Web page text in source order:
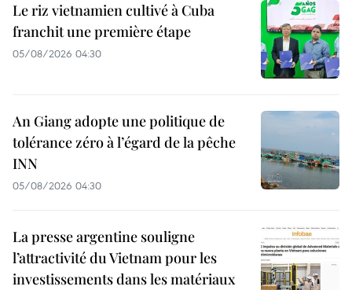
Le riz vietnamien cultivé à Cuba
franchit une première étape
05/08/2026 04:30
An Giang adopte une politique de
tolérance zéro à l’égard de la pêche
INN
05/08/2026 04:30
La presse argentine souligne
l’attractivité du Vietnam pour les
investissements dans les matériaux